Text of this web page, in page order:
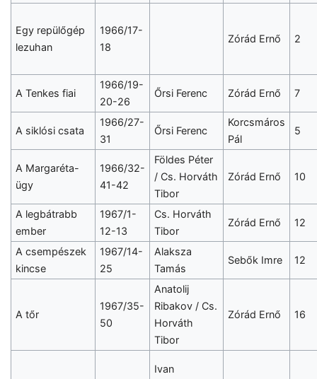
Egy repülőgép
lezuhan
1966/17-
18
Zórád Ernő 2
A Tenkes fiai
1966/19-
20-26
Őrsi Ferenc Zórád Ernő 7
A siklósi csata
1966/27-
31
Őrsi Ferenc
Korcsmáros
Pál
5
A Margaréta-
ügy
1966/32-
41-42
Földes Péter
/ Cs. Horváth
Tibor
Zórád Ernő 10
A legbátrabb
ember
1967/1-
12-13
Cs. Horváth
Tibor
Zórád Ernő 12
A csempészek
kincse
1967/14-
25
Alaksza
Tamás
Sebők Imre 12
A tőr
1967/35-
50
Anatolij
Ribakov / Cs.
Horváth
Tibor
Zórád Ernő 16
Ivan